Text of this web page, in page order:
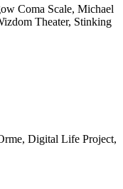
Coma Scale, Michael
Theater, Stinking
Digital Life Project,